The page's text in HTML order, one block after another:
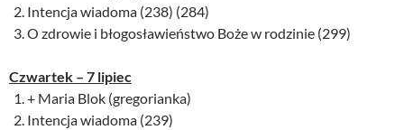
Intencja wiadoma (238) (284)
O zdrowie i błogosławieństwo Boże w rodzinie (299)
Czwartek – 7 lipiec
+ Maria Blok (gregorianka)
Intencja wiadoma (239)